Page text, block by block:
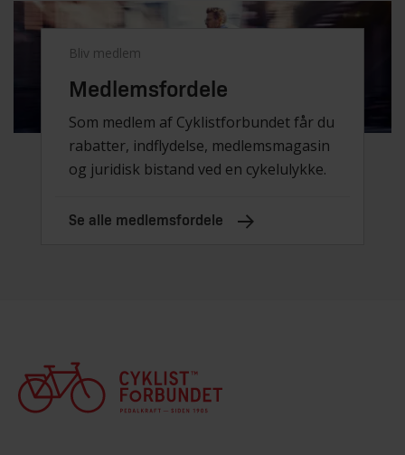
Bliv medlem
Medlemsfordele
Som medlem af Cyklistforbundet får du
rabatter, indflydelse, medlemsmagasin
og juridisk bistand ved en cykelulykke.
Se alle medlemsfordele